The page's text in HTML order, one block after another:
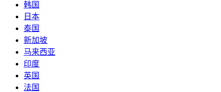
韩国
日本
泰国
新加坡
马来西亚
印度
英国
法国